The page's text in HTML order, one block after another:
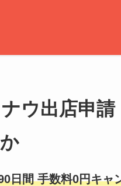
ウ出店申
日間 手数料0円キャ